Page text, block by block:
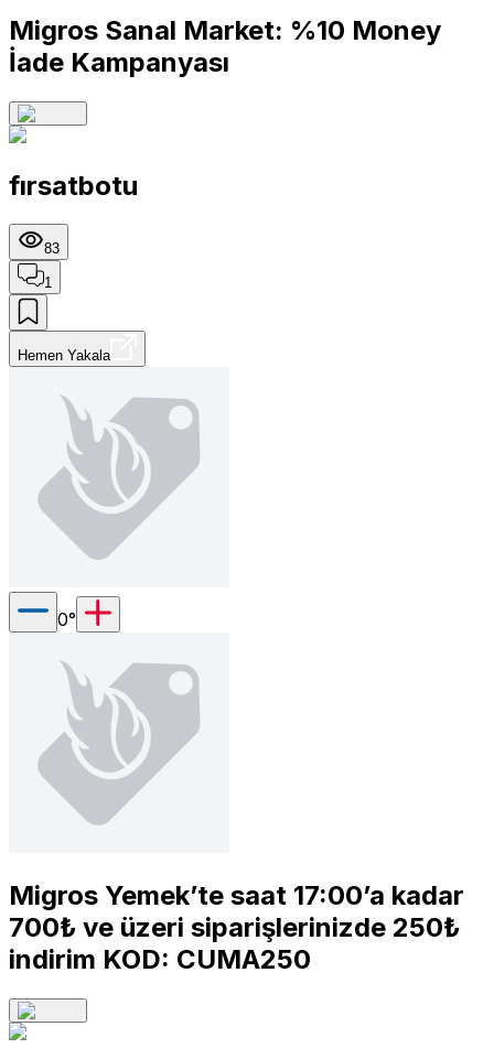
Migros Sanal Market: %10 Money
İade Kampanyası
fırsatbotu
83
1
Hemen Yakala
0°
Migros Yemek’te saat 17:00’a kadar
700₺ ve üzeri siparişlerinizde 250₺
indirim KOD: CUMA250